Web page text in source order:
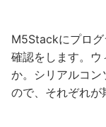
M5Stackにプロ
確認をします。ウ
か。シリアルコン
ので、それぞれが